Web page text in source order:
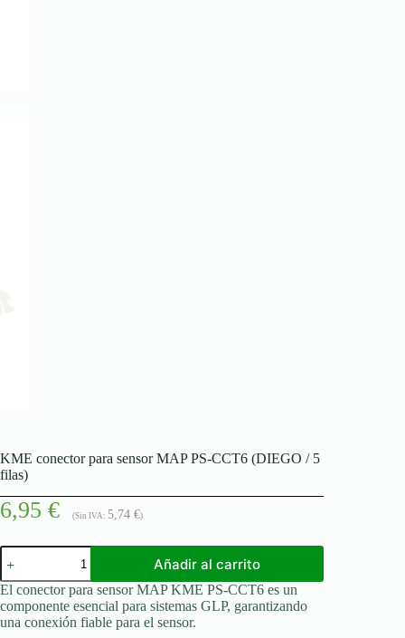
KME conector para sensor MAP PS-CCT6 (DIEGO / 5
filas)
6,95 € (Sin IVA: 5,74 €)
KME
conector
para
sensor
MAP
PS-
Añadir al carrito
El conector para sensor MAP KME PS-CCT6 es un
componente esencial para sistemas GLP, garantizando
una conexión fiable para el sensor.